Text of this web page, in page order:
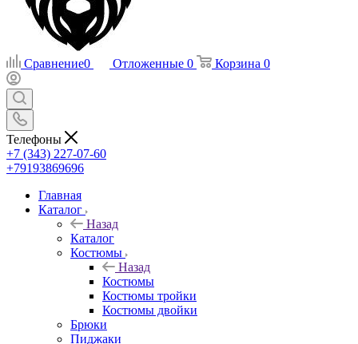
Сравнение0 Отложенные 0 Корзина 0
Телефоны
+7 (343) 227-07-60
+79193869696
Главная
Каталог
Назад
Каталог
Костюмы
Назад
Костюмы
Костюмы тройки
Костюмы двойки
Брюки
Пиджаки